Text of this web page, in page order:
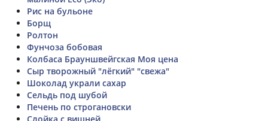
Рис на бульоне
Борщ
Ролтон
Фунчоза бобовая
Колбаса Брауншвейгская Моя цена
Сыр творожный "лёгкий" "свежа"
Шоколад украли сахар
Сельдь под шубой
Печень по строгановски